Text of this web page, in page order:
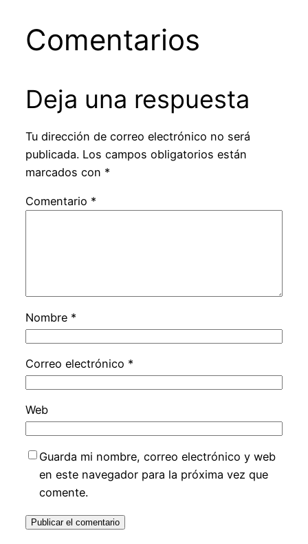
Comentarios
Deja una respuesta
Tu dirección de correo electrónico no será
publicada. Los campos obligatorios están
marcados con *
Comentario *
Nombre *
Correo electrónico *
Web
Guarda mi nombre, correo electrónico y web
en este navegador para la próxima vez que
comente.